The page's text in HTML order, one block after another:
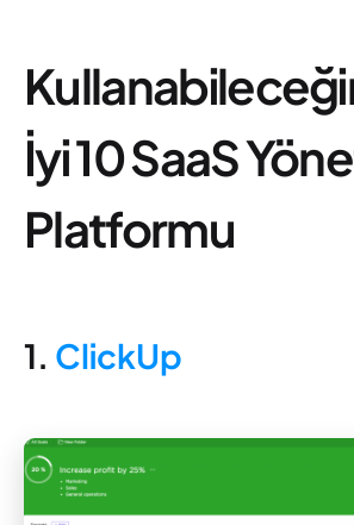
İyi 10 SaaS
Platformu
1. ClickUp